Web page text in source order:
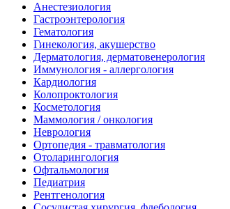
Анестезиология
Гастроэнтерология
Гематология
Гинекология, акушерство
Дерматология, дерматовенерология
Иммунология - аллергология
Кардиология
Колопроктология
Косметология
Маммология / онкология
Неврология
Ортопедия - травматология
Отоларингология
Офтальмология
Педиатрия
Рентгенология